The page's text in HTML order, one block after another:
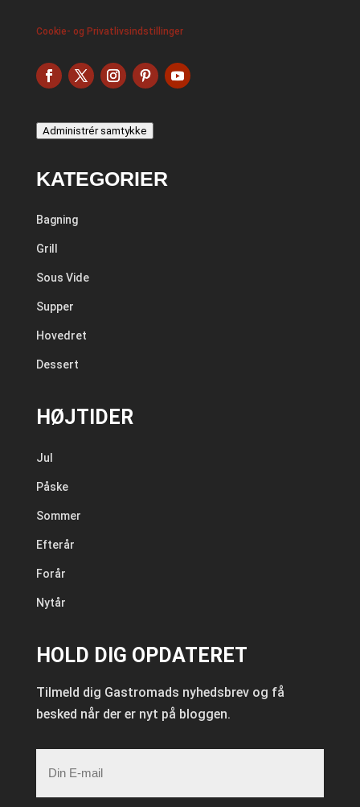
Cookie- og Privatlivsindstillinger
Administrér samtykke
KATEGORIER
Bagning
Grill
Sous Vide
Supper
Hovedret
Dessert
HØJTIDER
Jul
Påske
Sommer
Efterår
Forår
Nytår
HOLD DIG OPDATERET
Tilmeld dig Gastromads nyhedsbrev og få
besked når der er nyt på bloggen.
mail